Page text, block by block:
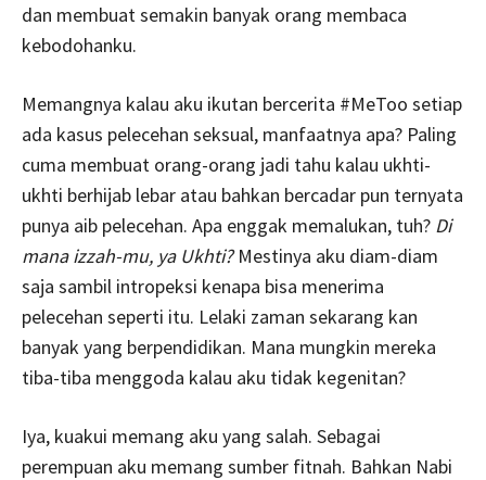
dan membuat semakin banyak orang membaca
kebodohanku.
Memangnya kalau aku ikutan bercerita #MeToo setiap
ada kasus pelecehan seksual, manfaatnya apa? Paling
cuma membuat orang-orang jadi tahu kalau ukhti-
ukhti berhijab lebar atau bahkan bercadar pun ternyata
punya aib pelecehan. Apa enggak memalukan, tuh? Di
mana izzah-mu, ya Ukhti?Mestinya aku diam-diam
saja sambil intropeksi kenapa bisa menerima
pelecehan seperti itu. Lelaki zaman sekarang kan
banyak yang berpendidikan. Mana mungkin mereka
tiba-tiba menggoda kalau aku tidak kegenitan?
Iya, kuakui memang aku yang salah. Sebagai
perempuan aku memang sumber fitnah. Bahkan Nabi